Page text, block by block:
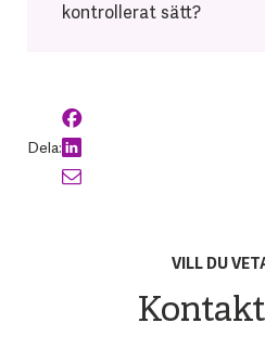
kontrollerat sätt?
Dela:
VILL DU